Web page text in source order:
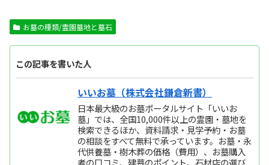
お墓の種類/霊園墓地と墓石
この記事を書いた人
いいお墓（株式会社鎌倉新書）
日本最大級のお墓ポータルサイト「いいお
墓」では、全国10,000件以上の霊園・墓地を
検索できるほか、資料請求・見学予約・お墓
の相談をすべて無料で承っています。お墓・永
代供養墓・樹木葬の価格（費用）、お墓購入
者の口コミ、建墓のポイント、石材店の選び